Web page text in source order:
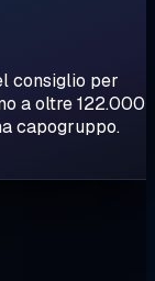
consiglio per
a oltre 122.000
capogruppo.